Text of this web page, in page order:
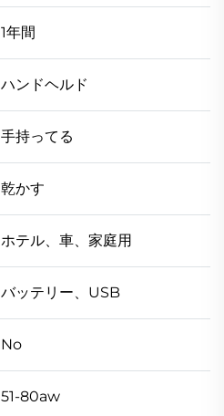
1年間
ハンドヘルド
手持ってる
乾かす
ホテル、車、家庭用
バッテリー、USB
No
51-80aw